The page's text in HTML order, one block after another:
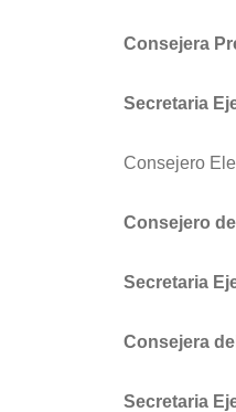
Consejera
Secretaria
Consejero
Consejero
Secretaria
Consejera
Secretaria